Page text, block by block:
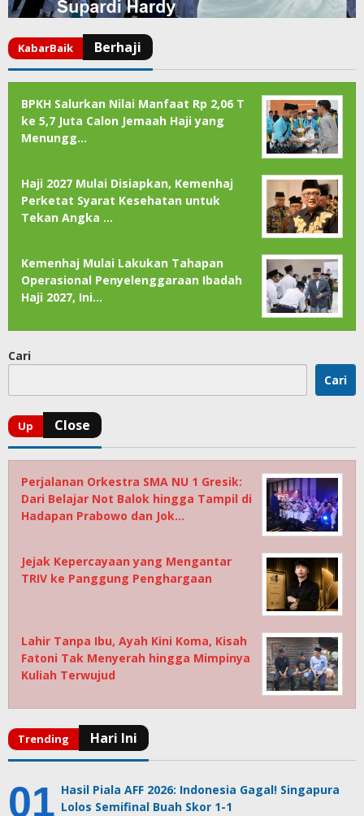
BPKH Salurkan Nilai Manfaat Rp 2,06 T
ke 5,7 Juta Calon Jemaah Haji yang
Menungg…
Haji 2027 Mulai Disiapkan, Kemenhaj
Perketat Syarat Kesehatan untuk
Tekan Angka …
Kemenhaj Mulai Lakukan Tahapan
Operasional Penyelenggaraan Ibadah
Haji 2027, Ini…
Cari
Cari
Perjalanan Orkestra SMA NU 1 Gresik:
Dari Belajar Not Balok hingga Tampil di
Hadapan Prabowo dan Jok…
Jejak Kepercayaan yang Mengantar
TRIV ke Panggung Penghargaan
Lahir Tanpa Ibu, Ayah Kini Koma, Kisah
Fatoni Tak Menyerah hingga Mimpinya
Kuliah Terwujud
Hasil Piala AFF 2026: Indonesia Gagal! Singapura
Lolos Semifinal Buah Skor 1-1